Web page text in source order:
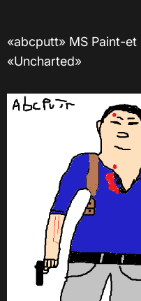
«abcputt» MS Paint-
«Uncharted»